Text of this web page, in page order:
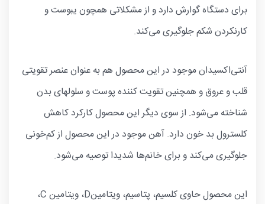
برای دستگاه گوارش دارد و از مشکلاتی همچون یبوست و
کارنکردن شکم جلوگیری می‌کند.
آنتی‌اکسیدان موجود در این محصول هم به عنوان عنصر تقویتی
قلب و عروق و همچنین تقویت کننده پوست و سلولهای بدن
شناخته می‌شود. از سوی دیگر این محصول کارکرد کاهش
کلسترول بد خون دارد. آهن موجود در این محصول از کم‌خونی
جلوگیری می‌کند و برای خانم‌ها شدیدا توصیه می‌شود.
این محصول حاوی کلسیم، پتاسیم، ویتامینD، ویتامین C،